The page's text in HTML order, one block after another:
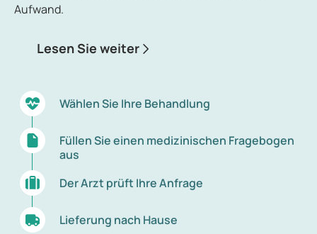
Aufwand.
Lesen Sie weiter
Wählen Sie Ihre Behandlung
Füllen Sie einen medizinischen Fragebogen
aus
Der Arzt prüft Ihre Anfrage
Lieferung nach Hause